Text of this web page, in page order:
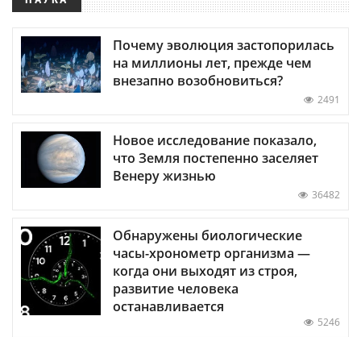
Почему эволюция застопорилась
на миллионы лет, прежде чем
внезапно возобновиться?
2491
Новое исследование показало,
что Земля постепенно заселяет
Венеру жизнью
36482
Обнаружены биологические
часы-хронометр организма —
когда они выходят из строя,
развитие человека
останавливается
5246